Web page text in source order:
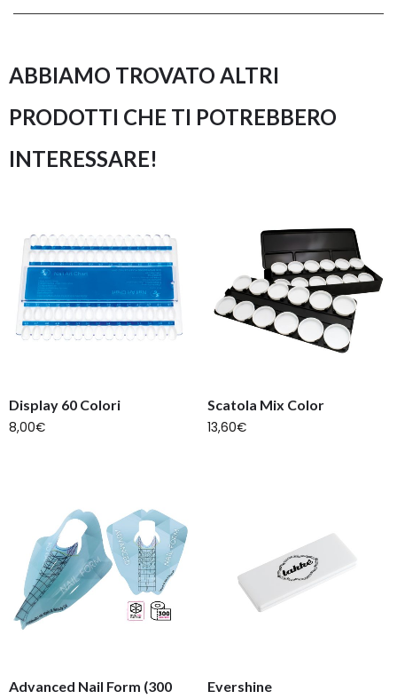
ABBIAMO TROVATO ALTRI
PRODOTTI CHE TI POTREBBERO
INTERESSARE!
Display 60 Colori
8,00€
Scatola Mix Color
13,60€
Advanced Nail Form (300
Evershine